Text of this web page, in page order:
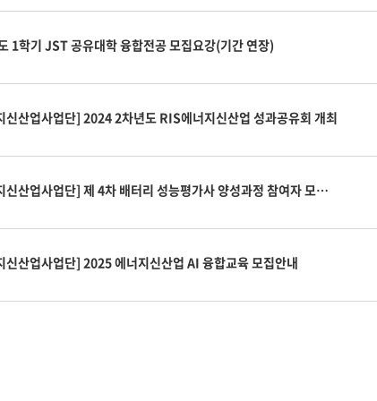
1학기 JST 공유대학 융합전공 모집요강(기간 연장)
신산업사업단] 2024 2차년도 RIS에너지신산업 성과공유회 개최
[RIS에너지신산업사업단] 제 4차 배터리 성능평가사 양성과정 참여자 모집 안내
신산업사업단] 2025 에너지신산업 AI 융합교육 모집안내